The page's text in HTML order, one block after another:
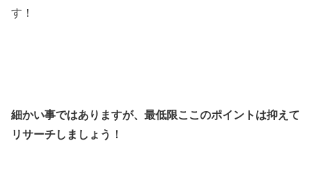
す！
細かい事ではありますが、最低限ここのポイントは抑えて
リサーチしましょう！